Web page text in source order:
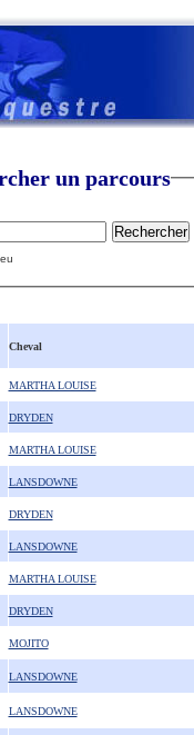
un parcours
Cheval
MARTHA LOUISE
DRYDEN
MARTHA LOUISE
LANSDOWNE
DRYDEN
LANSDOWNE
MARTHA LOUISE
DRYDEN
MOJITO
LANSDOWNE
LANSDOWNE